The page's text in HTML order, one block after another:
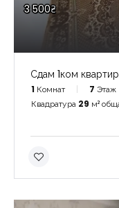
3 500₴
Сдам 1ком
1 Комнат 7 Этаж
Квадратура 29 м²